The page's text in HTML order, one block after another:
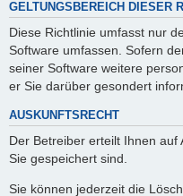
GELTUNGSBEREICH DIESER
Diese Richtlinie umfasst nur
Software umfassen. Sofern
seiner Software weitere
er Sie darüber gesondert
AUSKUNFTSRECHT
Der Betreiber erteilt Ihnen auf
Sie gespeichert sind.
Sie können jederzeit die